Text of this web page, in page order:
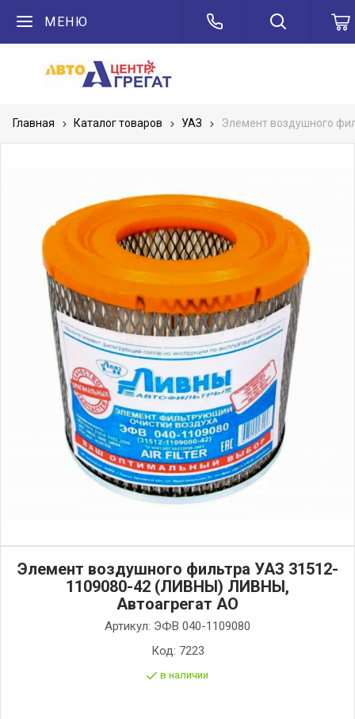
МЕНЮ
Главная Каталог товаров УАЗ Элемент воздушного
Элемент воздушного фильтра УАЗ 31512-
1109080-42 (ЛИВНЫ) ЛИВНЫ,
Автоагрегат АО
Артикул: ЭФВ 040-1109080
Код: 7223
в наличии